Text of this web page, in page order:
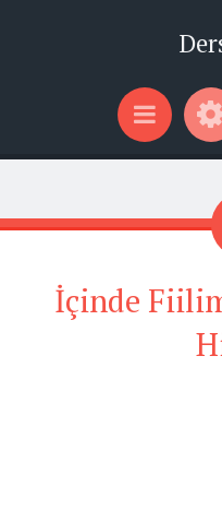
Menu
İçinde